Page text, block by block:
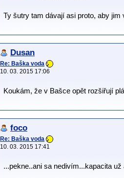
Ty šutry tam dávají asi proto, aby
Dusan
Re: Baška voda
10. 03. 2015 17:06
Koukám, že v Bašce opět rozšiřují
foco
Re: Baška voda
10. 03. 2015 17:41
...pekne..ani sa nedivím...kapacita